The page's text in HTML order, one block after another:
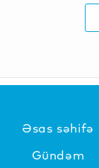
Əsas səhifə
Gündəm